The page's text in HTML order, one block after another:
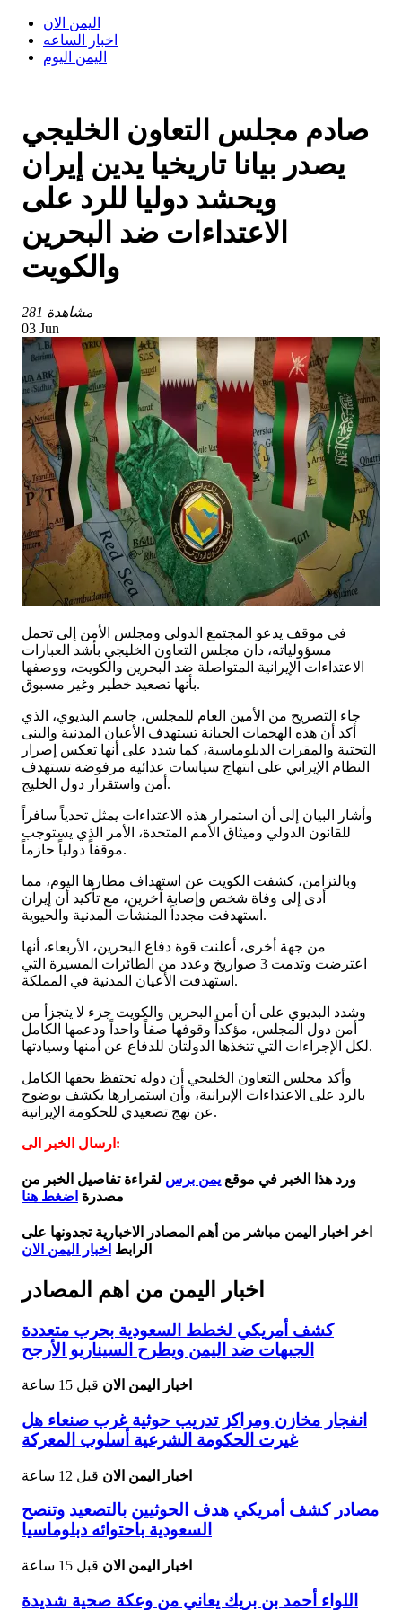
اليمن الان
اخبار الساعه
اليمن اليوم
صادم مجلس التعاون الخليجي
يصدر بيانا تاريخيا يدين إيران
ويحشد دوليا للرد على
الاعتداءات ضد البحرين
والكويت
281 مشاهدة
03 Jun
في موقف يدعو المجتمع الدولي ومجلس الأمن إلى تحمل
مسؤولياته، دان مجلس التعاون الخليجي بأشد العبارات
الاعتداءات الإيرانية المتواصلة ضد البحرين والكويت، ووصفها
بأنها تصعيد خطير وغير مسبوق.
جاء التصريح من الأمين العام للمجلس، جاسم البديوي، الذي
أكد أن هذه الهجمات الجبانة تستهدف الأعيان المدنية والبنى
التحتية والمقرات الدبلوماسية، كما شدد على أنها تعكس إصرار
النظام الإيراني على انتهاج سياسات عدائية مرفوضة تستهدف
أمن واستقرار دول الخليج.
وأشار البيان إلى أن استمرار هذه الاعتداءات يمثل تحدياً سافراً
للقانون الدولي وميثاق الأمم المتحدة، الأمر الذي يستوجب
موقفاً دولياً حازماً.
وبالتزامن، كشفت الكويت عن استهداف مطارها اليوم، مما
أدى إلى وفاة شخص وإصابة آخرين، مع تأكيد أن إيران
استهدفت مجدداً المنشآت المدنية والحيوية.
من جهة أخرى، أعلنت قوة دفاع البحرين، الأربعاء، أنها
اعترضت وتدمت 3 صواريخ وعدد من الطائرات المسيرة التي
استهدفت الأعيان المدنية في المملكة.
وشدد البديوي على أن أمن البحرين والكويت جزء لا يتجزأ من
أمن دول المجلس، مؤكداً وقوفها صفاً واحداً ودعمها الكامل
لكل الإجراءات التي تتخذها الدولتان للدفاع عن أمنها وسيادتها.
وأكد مجلس التعاون الخليجي أن دوله تحتفظ بحقها الكامل
بالرد على الاعتداءات الإيرانية، وأن استمرارها يكشف بوضوح
عن نهج تصعيدي للحكومة الإيرانية.
ارسال الخبر الى:
ورد هذا الخبر في موقع يمن برس لقراءة تفاصيل الخبر من
مصدرة اضغط هنا
اخر اخبار اليمن مباشر من أهم المصادر الاخبارية تجدونها على
الرابط اخبار اليمن الان
اخبار اليمن من اهم المصادر
كشف أمريكي لخطط السعودية بحرب متعددة
الجبهات ضد اليمن ويطرح السيناريو الأرجح
اخبار اليمن الان قبل 15 ساعة
انفجار مخازن ومراكز تدريب حوثية غرب صنعاء هل
غيرت الحكومة الشرعية أسلوب المعركة
اخبار اليمن الان قبل 12 ساعة
مصادر كشف أمريكي هدف الحوثيين بالتصعيد وتنصح
السعودية باحتوائه دبلوماسيا
اخبار اليمن الان قبل 15 ساعة
اللواء أحمد بن بريك يعاني من وعكة صحية شديدة